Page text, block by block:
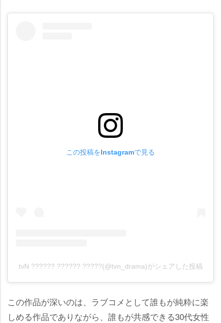
この投稿をInstagramで見る
tvN ?????? ?????? ?????(@tvn_drama)がシェアした投稿
この作品が深いのは、ラブコメとして誰もが純粋に楽
しめる作品でありながら、誰もが共感できる30代女性